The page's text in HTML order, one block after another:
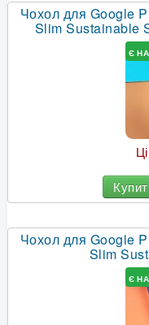
Чохол для Google
Slim Sustainable
Є
Чохол для Google
Slim
Є